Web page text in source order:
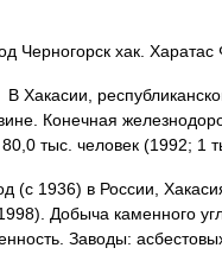
Черногорск хак.
республиканского
Конечная
тыс. человек (1992;
(с 1936) в России,
Добыча каменного
Заводы: